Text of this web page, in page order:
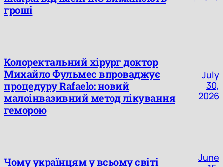
гроші
Колоректальний хірург доктор
Михайло Фульмес впроваджує
процедуру Rafaelo: новий
малоінвазивний метод лікування
геморою
July
30,
2026
Чому українцям у всьому світі
June